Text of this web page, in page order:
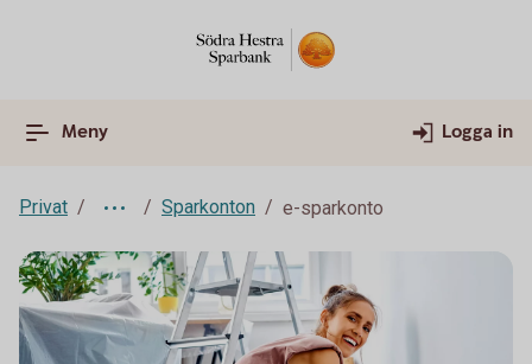
Meny Logga in
Privat Sparkonton e-sparkonto